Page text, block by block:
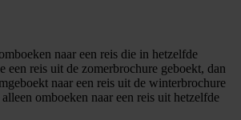
naar een reis die in hetzelfde
een reis uit de zomerbrochure geboekt, dan
naar een reis uit de winterbrochure
omboeken naar een reis uit hetzelfde